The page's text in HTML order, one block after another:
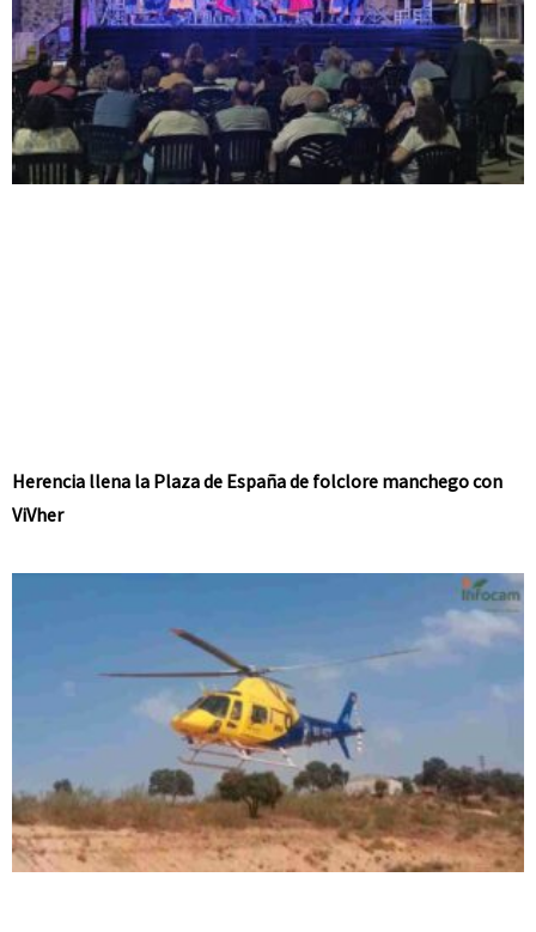
Herencia llena la Plaza de España de folclore manchego con
ViVher